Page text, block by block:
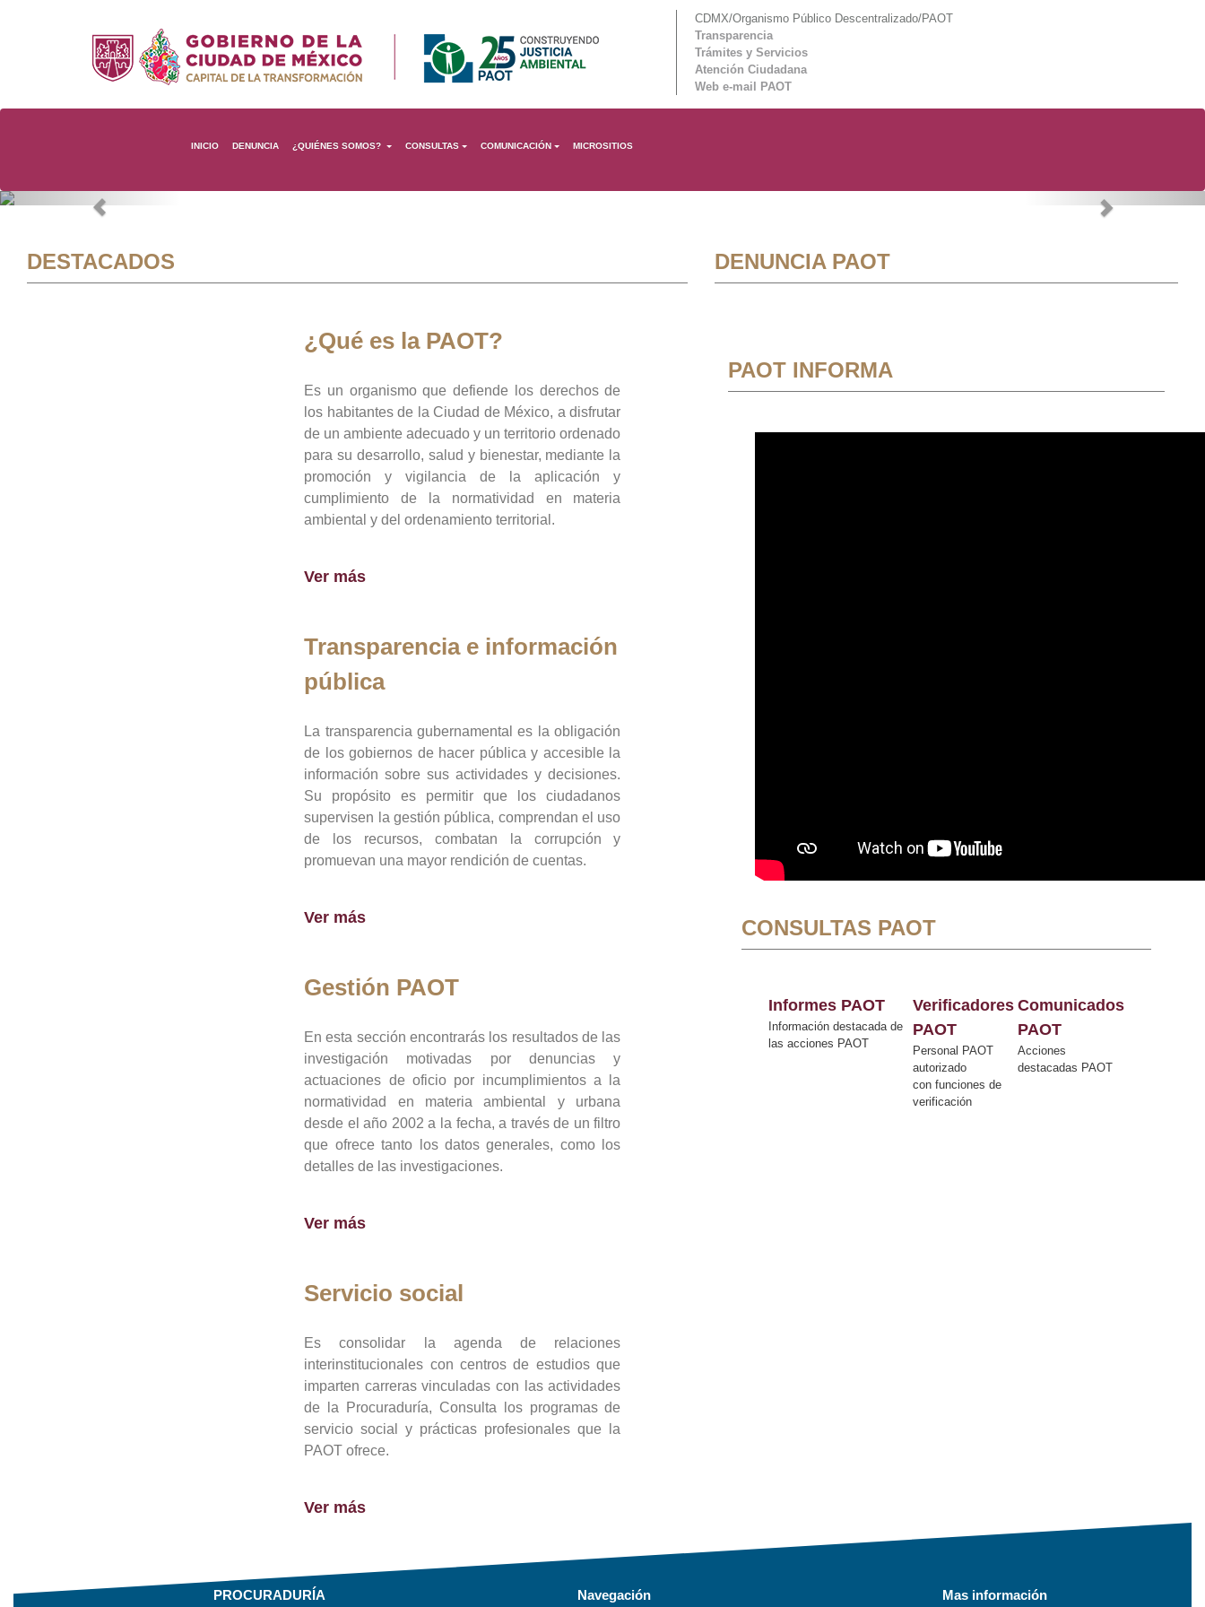
CDMX/Organismo Público Descentralizado/PAOT
Transparencia
Trámites y Servicios
Atención Ciudadana
Web e-mail PAOT
INICIO DENUNCIA ¿QUIÉNES SOMOS? CONSULTAS COMUNICACIÓN MICROSITIOS
Previous Next
DESTACADOS
¿Qué es la PAOT?
Es un organismo que defiende los derechos de
los habitantes de la Ciudad de México, a disfrutar
de un ambiente adecuado y un territorio ordenado
para su desarrollo, salud y bienestar, mediante la
promoción y vigilancia de la aplicación y
cumplimiento de la normatividad en materia
ambiental y del ordenamiento territorial.
Ver más
Transparencia e información
pública
La transparencia gubernamental es la obligación
de los gobiernos de hacer pública y accesible la
información sobre sus actividades y decisiones.
Su propósito es permitir que los ciudadanos
supervisen la gestión pública, comprendan el uso
de los recursos, combatan la corrupción y
promuevan una mayor rendición de cuentas.
Ver más
Gestión PAOT
En esta sección encontrarás los resultados de las
investigación motivadas por denuncias y
actuaciones de oficio por incumplimientos a la
normatividad en materia ambiental y urbana
desde el año 2002 a la fecha, a través de un filtro
que ofrece tanto los datos generales, como los
detalles de las investigaciones.
Ver más
Servicio social
Es consolidar la agenda de relaciones
interinstitucionales con centros de estudios que
imparten carreras vinculadas con las actividades
de la Procuraduría, Consulta los programas de
servicio social y prácticas profesionales que la
PAOT ofrece.
Ver más
DENUNCIA PAOT
PAOT INFORMA
CONSULTAS PAOT
Informes PAOT
Información destacada de
las acciones PAOT
Verificadores
PAOT
Personal PAOT
autorizado
con funciones de
verificación
Comunicados
PAOT
Acciones
destacadas PAOT
PROCURADURÍA Navegación Mas información